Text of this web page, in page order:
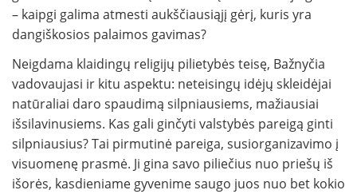
– kaipgi galima atmesti aukščiausiąjį gėrį, kuris yra
dangiškosios palaimos gavimas?
Neigdama klaidingų religijų pilietybės teisę, Bažnyčia
vadovaujasi ir kitu aspektu: neteisingų idėjų skleidėjai
natūraliai daro spaudimą silpniausiems, mažiausiai
išsilavinusiems. Kas gali ginčyti valstybės pareigą ginti
silpniausius? Tai pirmutinė pareiga, susiorganizavimo į
visuomenę prasmė. Ji gina savo piliečius nuo priešų iš
išorės, kasdieniame gyvenime saugo juos nuo bet kokio